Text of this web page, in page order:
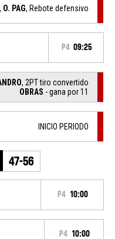
O. PAG, Rebote defensivo
P4 09:25
, 2PT tiro convertido
OBRAS - gana por 11
INICIO PERIODO
47-56
P4 10:00
P4 10:00